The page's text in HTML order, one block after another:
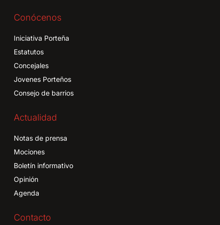
Conócenos
Iniciativa Porteña
Estatutos
Concejales
Jovenes Porteños
Consejo de barrios
Actualidad
Notas de prensa
Mociones
Boletín informativo
Opinión
Agenda
Contacto